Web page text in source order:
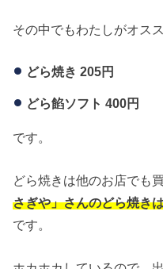
その中でもわたしがオス
どら焼き 205円
どら餡ソフト 400円
です。
どら焼きは他のお店でも
さぎや」さんのどら焼き
です。